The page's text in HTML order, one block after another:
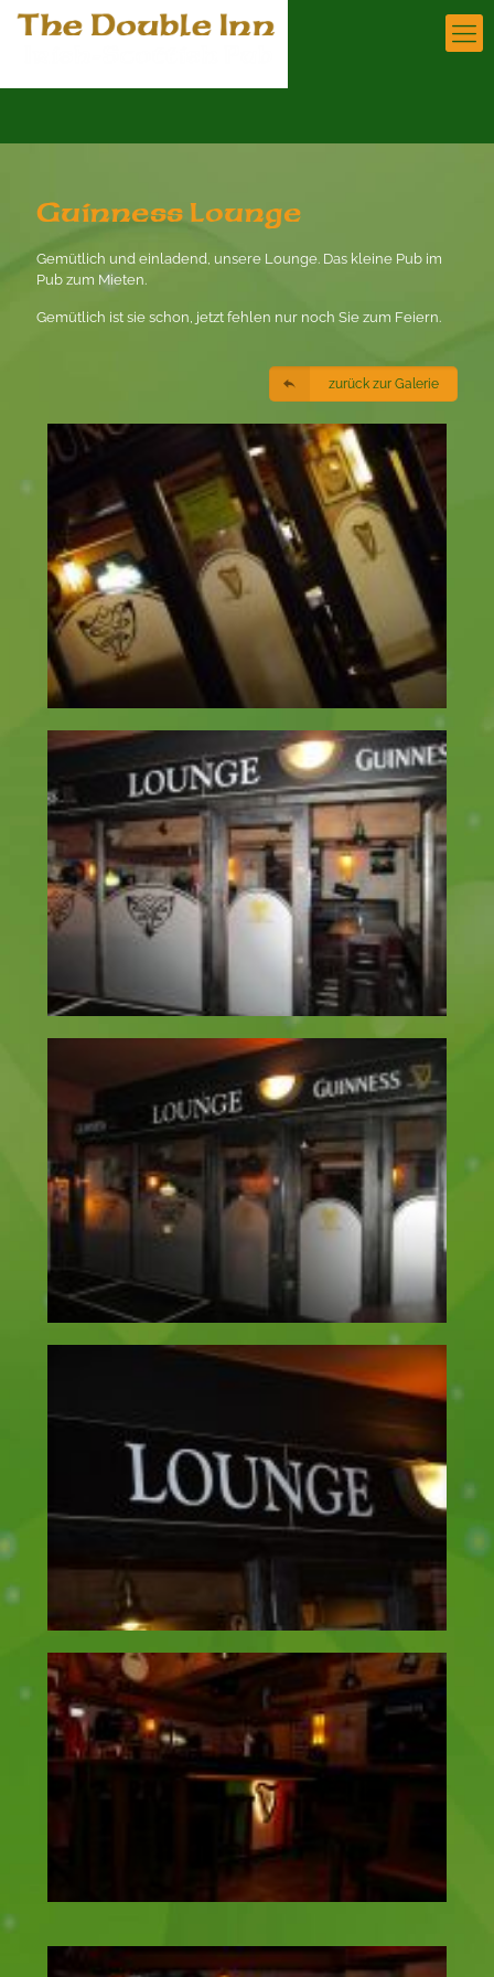
Guinness Lounge
Gemütlich und einladend, unsere Lounge. Das kleine Pub im
Pub zum Mieten.
Gemütlich ist sie schon, jetzt fehlen nur noch Sie zum Feiern.
zurück zur Galerie